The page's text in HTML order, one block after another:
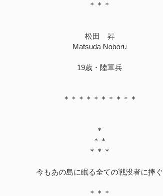
＊＊＊
松田 昇
Matsuda Noboru
19歳・陸軍兵
＊＊＊＊＊＊＊＊＊＊
＊
＊＊
＊＊＊
今もあの島に眠る全ての戦没者に捧ぐ
＊＊＊